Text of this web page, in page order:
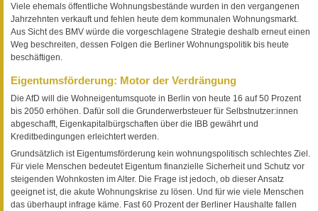
Viele ehemals öffentliche Wohnungsbestände wurden in den vergangenen
Jahrzehnten verkauft und fehlen heute dem kommunalen Wohnungsmarkt.
Aus Sicht des BMV würde die vorgeschlagene Strategie deshalb erneut einen
Weg beschreiten, dessen Folgen die Berliner Wohnungspolitik bis heute
beschäftigen.
Eigentumsförderung: Motor der Verdrängung
Die AfD will die Wohneigentumsquote in Berlin von heute 16 auf 50 Prozent
bis 2050 erhöhen. Dafür soll die Grunderwerbsteuer für Selbstnutzer:innen
abgeschafft, Eigenkapitalbürgschaften über die IBB gewährt und
Kreditbedingungen erleichtert werden.
Grundsätzlich ist Eigentumsförderung kein wohnungspolitisch schlechtes Ziel.
Für viele Menschen bedeutet Eigentum finanzielle Sicherheit und Schutz vor
steigenden Wohnkosten im Alter. Die Frage ist jedoch, ob dieser Ansatz
geeignet ist, die akute Wohnungskrise zu lösen. Und für wie viele Menschen
das überhaupt infrage käme. Fast 60 Prozent der Berliner Haushalte fallen